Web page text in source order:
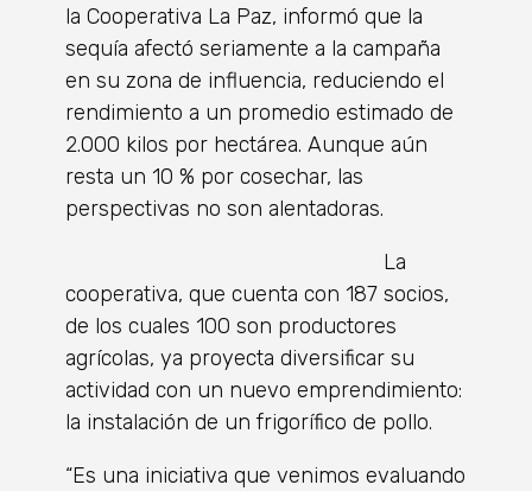
la Cooperativa La Paz, informó que la
sequía afectó seriamente a la campaña
en su zona de influencia, reduciendo el
rendimiento a un promedio estimado de
2.000 kilos por hectárea. Aunque aún
resta un 10 % por cosechar, las
perspectivas no son alentadoras.
La
cooperativa, que cuenta con 187 socios,
de los cuales 100 son productores
agrícolas, ya proyecta diversificar su
actividad con un nuevo emprendimiento:
la instalación de un frigorífico de pollo.
“Es una iniciativa que venimos evaluando